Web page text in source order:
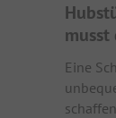
musst
Eine